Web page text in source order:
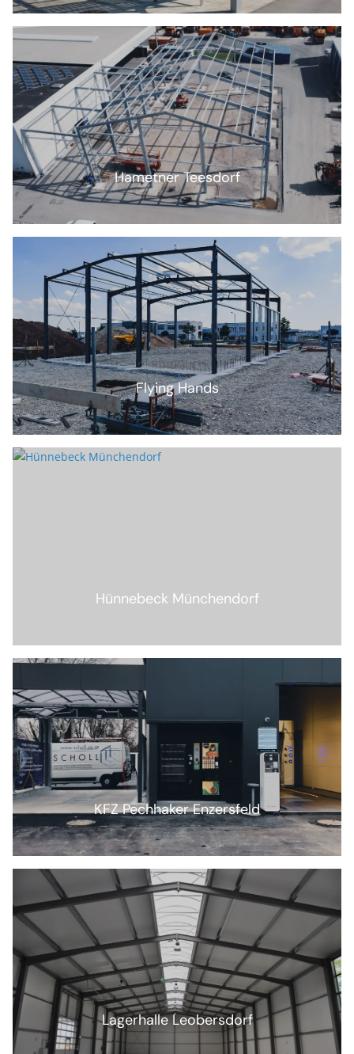
Hametner Teesdorf
Flying Hands
Hünnebeck Münchendorf
KFZ Pechhaker Enzersfeld
Lagerhalle Leobersdorf